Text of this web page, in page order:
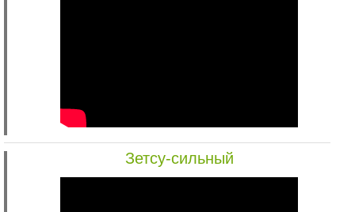
Зетсу-сильный